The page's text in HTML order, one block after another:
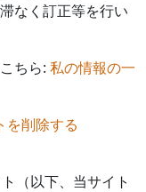
なく訂正等を行い
ちら: 私の情報の一
を削除する
（以下、当サイト